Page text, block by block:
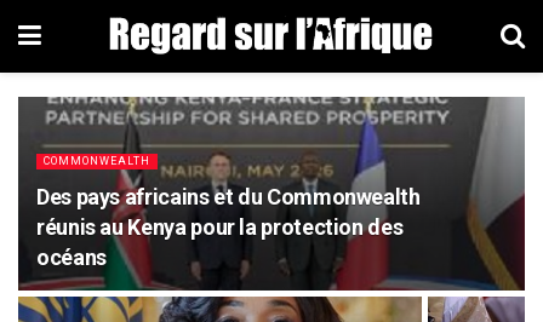
COMMONWEALTH
Des pays africains et du Commonwealth
réunis au Kenya pour la protection des
océans